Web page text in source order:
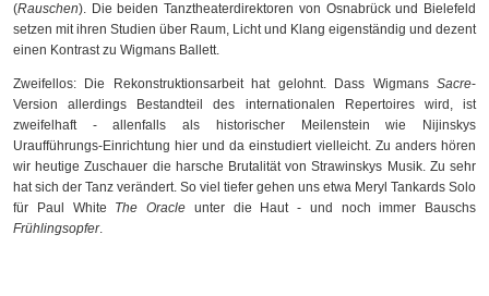
(Rauschen). Die beiden Tanztheaterdirektoren von Osnabrück und Bielefeld
setzen mit ihren Studien über Raum, Licht und Klang eigenständig und dezent
einen Kontrast zu Wigmans Ballett.
Zweifellos: Die Rekonstruktionsarbeit hat gelohnt. Dass Wigmans Sacre-
Version allerdings Bestandteil des internationalen Repertoires wird, ist
zweifelhaft - allenfalls als historischer Meilenstein wie Nijinskys
Uraufführungs-Einrichtung hier und da einstudiert vielleicht. Zu anders hören
wir heutige Zuschauer die harsche Brutalität von Strawinskys Musik. Zu sehr
hat sich der Tanz verändert. So viel tiefer gehen uns etwa Meryl Tankards Solo
für Paul White The Oracle unter die Haut - und noch immer Bauschs
Frühlingsopfer.